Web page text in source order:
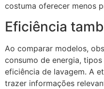
costuma oferecer menos
Eficiência
Ao comparar modelos,
consumo de energia,
eficiência de lavagem. A
trazer informações